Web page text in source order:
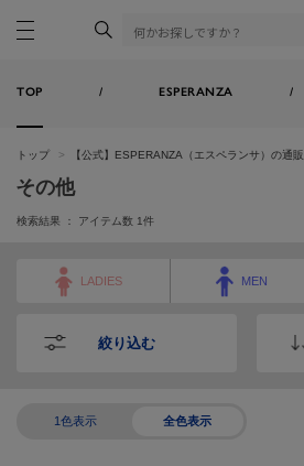
TOP / ESPERANZA /
トップ 【公式】ESPERANZA（エスペランサ）の通販
その他
検索結果 ： アイテム数 1件
LADIES MEN
絞り込む
1色表示 全色表示